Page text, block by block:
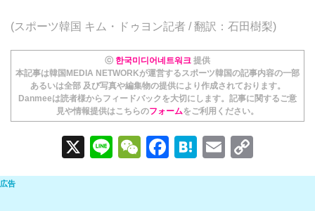
(スポーツ韓国 キム・ドゥヨン記者 / 翻訳：石田樹梨)
ⓒ 한국미디어네트워크 提供
本記事は韓国MEDIA NETWORKが運営するスポーツ韓国の記事内容の一部
あるいは全部 及び写真や編集物の提供により作成されております。
Danmeeは読者様からフィードバックを大切にします。記事に関するご意
見や情報提供はこちらのフォームをご利用ください。
X
Li
n
W
e
F
a
H
at
E
m o